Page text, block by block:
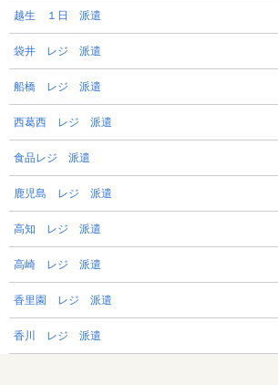
越生 １日 派遣
袋井 レジ 派遣
船橋 レジ 派遣
西葛西 レジ 派遣
食品レジ 派遣
鹿児島 レジ 派遣
高知 レジ 派遣
高崎 レジ 派遣
香里園 レジ 派遣
香川 レジ 派遣